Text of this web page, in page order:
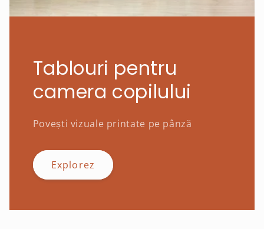
Tablouri pentru
camera copilului
Povești vizuale printate pe pânză
Explorez